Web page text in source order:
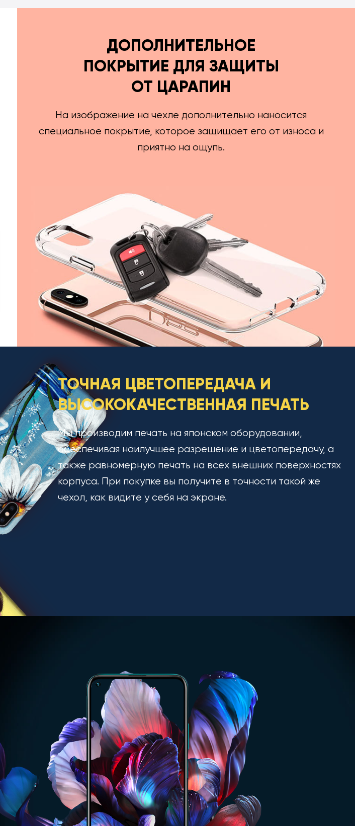
ДОПОЛНИТЕЛЬНОЕ
ПОКРЫТИЕ ДЛЯ ЗАЩИТЫ
ОТ ЦАРАПИН
На изображение на чехле дополнительно наносится
специальное покрытие, которое защищает его от износа и
приятно на ощупь.
ТОЧНАЯ ЦВЕТОПЕРЕДАЧА И
ВЫСОКОКАЧЕСТВЕННАЯ ПЕЧАТЬ
Мы производим печать на японском оборудовании,
обеспечивая наилучшее разрешение и цветопередачу, а
также равномерную печать на всех внешних поверхностях
корпуса. При покупке вы получите в точности такой же
чехол, как видите у себя на экране.